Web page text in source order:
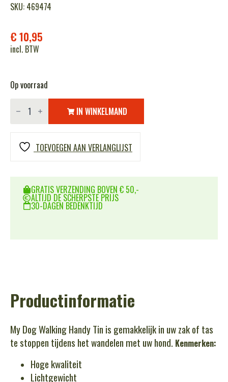
SKU: 469474
€10,95
incl. BTW
Op voorraad
BCB
My
walking
tin
ADV053
aantal
IN WINKELMAND
TOEVOEGEN AAN VERLANGLIJST
GRATIS VERZENDING BOVEN € 50,-
ALTIJD DE SCHERPSTE PRIJS
30-DAGEN BEDENKTIJD
Productinformatie
My Dog Walking Handy Tin is gemakkelijk in uw zak of tas
te stoppen tijdens het wandelen met uw hond. Kenmerken:
Hoge kwaliteit
Lichtgewicht